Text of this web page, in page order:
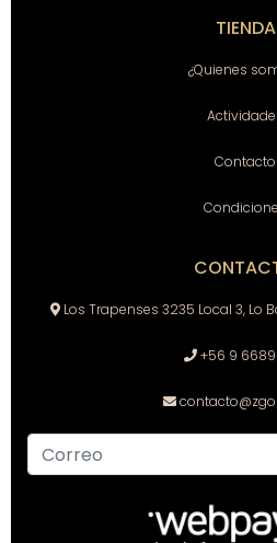
TIENDA
¿Quienes
Contacto
Los Trapenses 3235 Local 3, Lo
+56 9 6689